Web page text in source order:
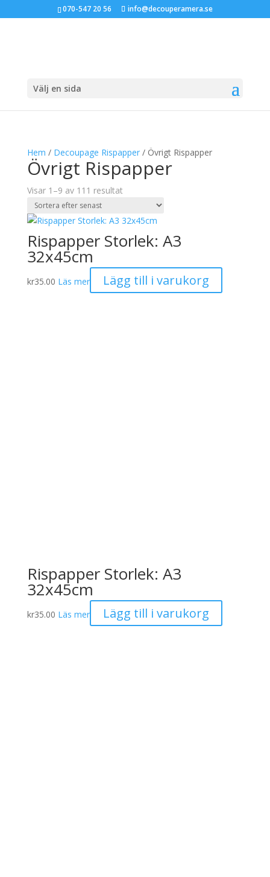
070-547 20 56 info@decouperamera.se
Välj en sida
Hem / Decoupage Rispapper/ Övrigt Rispapper
Övrigt Rispapper
Visar 1–9 av 111 resultatSortera
senaste
Rispapper Storlek: A3
32x45cm
kr35.00 Läs mer Lägg till i varukorg
Rispapper Storlek: A3
32x45cm
kr35.00 Läs mer Lägg till i varukorg